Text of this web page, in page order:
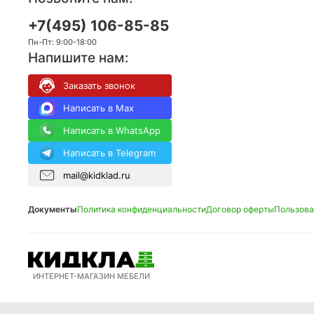
+7(495) 106-85-85
Пн-Пт: 9:00-18:00
Напишите нам:
Заказать звонок
Написать в Max
Написать в WhatsApp
Написать в Telegram
mail@kidklad.ru
ДокументыПолитика конфиденциальностиДоговор оферты
ИНТЕРНЕТ-МАГАЗИН МЕБЕЛИ